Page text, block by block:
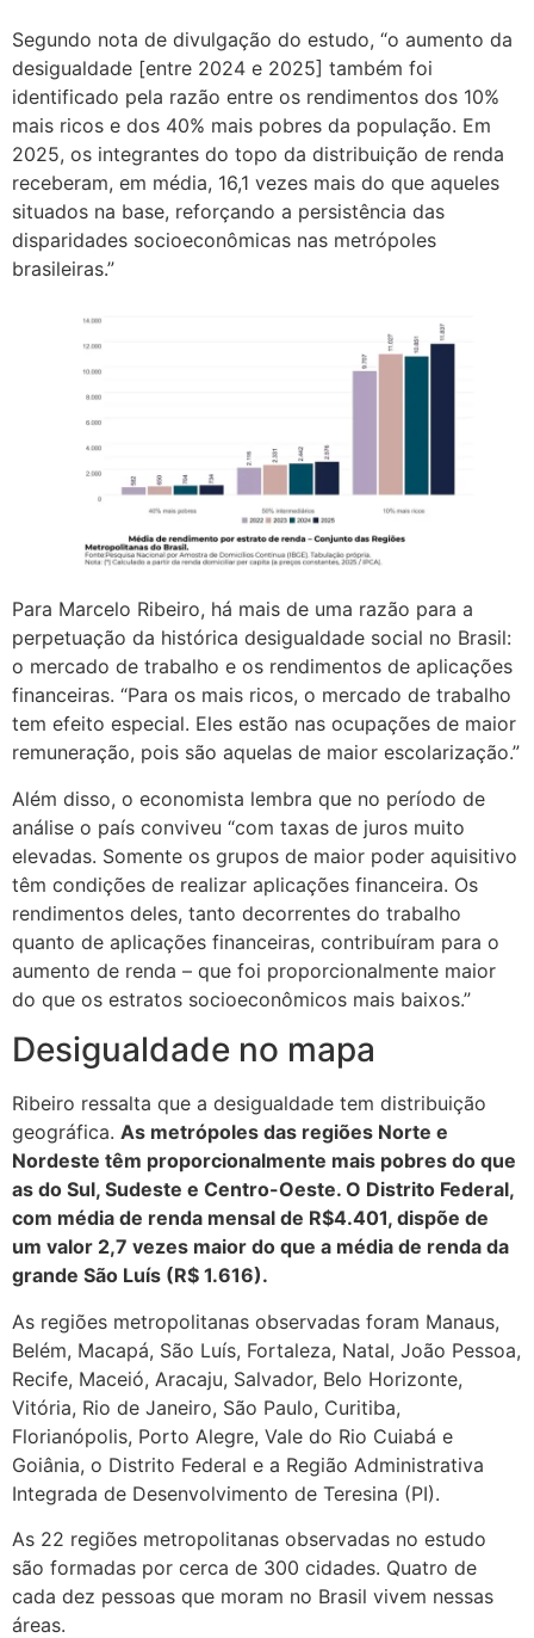
Segundo nota de divulgação do estudo, “o aumento da
desigualdade [entre 2024 e 2025] também foi
identificado pela razão entre os rendimentos dos 10%
mais ricos e dos 40% mais pobres da população. Em
2025, os integrantes do topo da distribuição de renda
receberam, em média, 16,1 vezes mais do que aqueles
situados na base, reforçando a persistência das
disparidades socioeconômicas nas metrópoles
brasileiras.”
Para Marcelo Ribeiro, há mais de uma razão para a
perpetuação da histórica desigualdade social no Brasil:
o mercado de trabalho e os rendimentos de aplicações
financeiras. “Para os mais ricos, o mercado de trabalho
tem efeito especial. Eles estão nas ocupações de maior
remuneração, pois são aquelas de maior escolarização.”
Além disso, o economista lembra que no período de
análise o país conviveu “com taxas de juros muito
elevadas. Somente os grupos de maior poder aquisitivo
têm condições de realizar aplicações financeira. Os
rendimentos deles, tanto decorrentes do trabalho
quanto de aplicações financeiras, contribuíram para o
aumento de renda – que foi proporcionalmente maior
do que os estratos socioeconômicos mais baixos.”
Desigualdade no mapa
Ribeiro ressalta que a desigualdade tem distribuição
geográfica. As metrópoles das regiões Norte e
Nordeste têm proporcionalmente mais pobres do que
as do Sul, Sudeste e Centro-Oeste. O Distrito Federal,
com média de renda mensal de R$4.401, dispõe de
um valor 2,7 vezes maior do que a média de renda da
grande São Luís (R$ 1.616).
As regiões metropolitanas observadas foram Manaus,
Belém, Macapá, São Luís, Fortaleza, Natal, João Pessoa,
Recife, Maceió, Aracaju, Salvador, Belo Horizonte,
Vitória, Rio de Janeiro, São Paulo, Curitiba,
Florianópolis, Porto Alegre, Vale do Rio Cuiabá e
Goiânia, o Distrito Federal e a Região Administrativa
Integrada de Desenvolvimento de Teresina (PI).
As 22 regiões metropolitanas observadas no estudo
são formadas por cerca de 300 cidades. Quatro de
cada dez pessoas que moram no Brasil vivem nessas
áreas.